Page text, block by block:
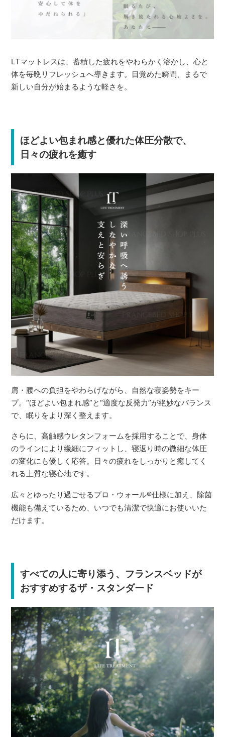
LTマットレスは、蓄積した疲れをやわらかく溶かし、心と
体を毎晩リフレッシュへ導きます。目覚めた瞬間、まるで
新しい自分が始まるような軽さを。
ほどよい包まれ感と優れた体圧分散で、
日々の疲れを癒す
肩・腰への負担をやわらげながら、自然な寝姿勢をキー
プ。“ほどよい包まれ感”と“適度な反発力”が絶妙なバランス
で、眠りをより深く整えます。
さらに、高触感ウレタンフォームを採用することで、身体
のラインにより繊細にフィットし、寝返り時の微細な体圧
の変化にも優しく応答。日々の疲れをしっかりと癒してく
れる上質な寝心地です。
広々とゆったり過ごせるプロ・ウォール®仕様に加え、除菌
機能も備えているため、いつでも清潔で快適にお使いいた
だけます。
すべての人に寄り添う、フランスベッドが
おすすめするザ・スタンダード